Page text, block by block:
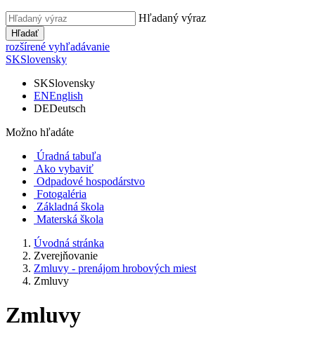
Hľadaný výraz
Hľadať
rozšírené vyhľadávanie
SKSlovensky
SKSlovensky
ENEnglish
DEDeutsch
Možno hľadáte
Úradná tabuľa
Ako vybaviť
Odpadové hospodárstvo
Fotogaléria
Základná škola
Materská škola
Úvodná stránka
Zverejňovanie
Zmluvy - prenájom hrobových miest
Zmluvy
Zmluvy